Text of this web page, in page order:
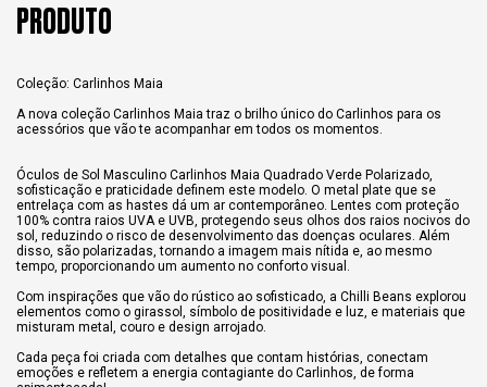
PRODUTO
Coleção: Carlinhos Maia
A nova coleção Carlinhos Maia traz o brilho único do Carlinhos para os
acessórios que vão te acompanhar em todos os momentos.
Óculos de Sol Masculino Carlinhos Maia Quadrado Verde Polarizado,
sofisticação e praticidade definem este modelo. O metal plate que se
entrelaça com as hastes dá um ar contemporâneo. Lentes com proteção
100% contra raios UVA e UVB, protegendo seus olhos dos raios nocivos do
sol, reduzindo o risco de desenvolvimento das doenças oculares. Além
disso, são polarizadas, tornando a imagem mais nítida e, ao mesmo
tempo, proporcionando um aumento no conforto visual.
Com inspirações que vão do rústico ao sofisticado, a Chilli Beans explorou
elementos como o girassol, símbolo de positividade e luz, e materiais que
misturam metal, couro e design arrojado.
Cada peça foi criada com detalhes que contam histórias, conectam
emoções e refletem a energia contagiante do Carlinhos, de forma